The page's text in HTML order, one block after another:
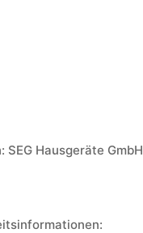
SEG Hausgeräte GmbH